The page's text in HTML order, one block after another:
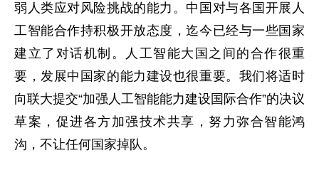
弱人类应对风险挑战的能力。中国对与各国开展人
工智能合作持积极开放态度，迄今已经与一些国家
建立了对话机制。人工智能大国之间的合作很重
要，发展中国家的能力建设也很重要。我们将适时
向联大提交“加强人工智能能力建设国际合作”的决议
草案，促进各方加强技术共享，努力弥合智能鸿
沟，不让任何国家掉队。